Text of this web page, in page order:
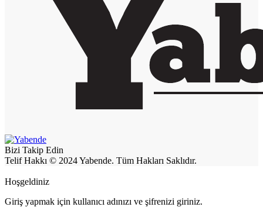
Bizi Takip Edin
Telif Hakkı © 2024 Yabende. Tüm Hakları Saklıdır.
Hoşgeldiniz
Giriş yapmak için kullanıcı adınızı ve şifrenizi giriniz.